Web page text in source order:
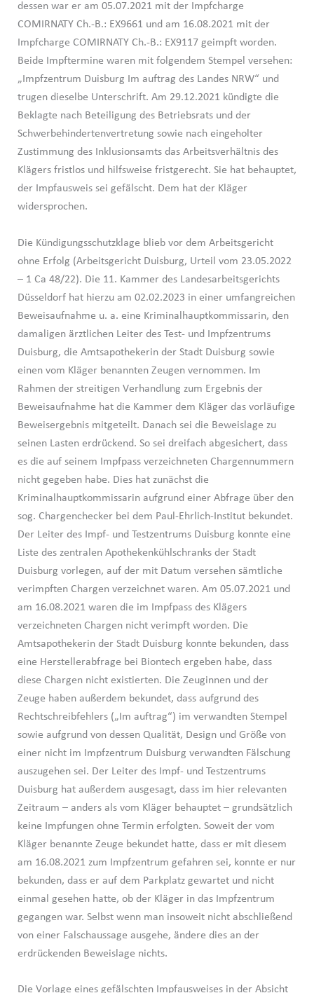
dessen war er am 05.07.2021 mit der Impfcharge
COMIRNATY Ch.-B.: EX9661 und am 16.08.2021 mit der
Impfcharge COMIRNATY Ch.-B.: EX9117 geimpft worden.
Beide Impftermine waren mit folgendem Stempel versehen:
„Impfzentrum Duisburg Im auftrag des Landes NRW“ und
trugen dieselbe Unterschrift. Am 29.12.2021 kündigte die
Beklagte nach Beteiligung des Betriebsrats und der
Schwerbehindertenvertretung sowie nach eingeholter
Zustimmung des Inklusionsamts das Arbeitsverhältnis des
Klägers fristlos und hilfsweise fristgerecht. Sie hat behauptet,
der Impfausweis sei gefälscht. Dem hat der Kläger
widersprochen.
Die Kündigungsschutzklage blieb vor dem Arbeitsgericht
ohne Erfolg (Arbeitsgericht Duisburg, Urteil vom 23.05.2022
– 1 Ca 48/22). Die 11. Kammer des Landesarbeitsgerichts
Düsseldorf hat hierzu am 02.02.2023 in einer umfangreichen
Beweisaufnahme u. a. eine Kriminalhauptkommissarin, den
damaligen ärztlichen Leiter des Test- und Impfzentrums
Duisburg, die Amtsapothekerin der Stadt Duisburg sowie
einen vom Kläger benannten Zeugen vernommen. Im
Rahmen der streitigen Verhandlung zum Ergebnis der
Beweisaufnahme hat die Kammer dem Kläger das vorläufige
Beweisergebnis mitgeteilt. Danach sei die Beweislage zu
seinen Lasten erdrückend. So sei dreifach abgesichert, dass
es die auf seinem Impfpass verzeichneten Chargennummern
nicht gegeben habe. Dies hat zunächst die
Kriminalhauptkommissarin aufgrund einer Abfrage über den
sog. Chargenchecker bei dem Paul-Ehrlich-Institut bekundet.
Der Leiter des Impf- und Testzentrums Duisburg konnte eine
Liste des zentralen Apothekenkühlschranks der Stadt
Duisburg vorlegen, auf der mit Datum versehen sämtliche
verimpften Chargen verzeichnet waren. Am 05.07.2021 und
am 16.08.2021 waren die im Impfpass des Klägers
verzeichneten Chargen nicht verimpft worden. Die
Amtsapothekerin der Stadt Duisburg konnte bekunden, dass
eine Herstellerabfrage bei Biontech ergeben habe, dass
diese Chargen nicht existierten. Die Zeuginnen und der
Zeuge haben außerdem bekundet, dass aufgrund des
Rechtschreibfehlers („Im auftrag“) im verwandten Stempel
sowie aufgrund von dessen Qualität, Design und Größe von
einer nicht im Impfzentrum Duisburg verwandten Fälschung
auszugehen sei. Der Leiter des Impf- und Testzentrums
Duisburg hat außerdem ausgesagt, dass im hier relevanten
Zeitraum – anders als vom Kläger behauptet – grundsätzlich
keine Impfungen ohne Termin erfolgten. Soweit der vom
Kläger benannte Zeuge bekundet hatte, dass er mit diesem
am 16.08.2021 zum Impfzentrum gefahren sei, konnte er nur
bekunden, dass er auf dem Parkplatz gewartet und nicht
einmal gesehen hatte, ob der Kläger in das Impfzentrum
gegangen war. Selbst wenn man insoweit nicht abschließend
von einer Falschaussage ausgehe, ändere dies an der
erdrückenden Beweislage nichts.
Die Vorlage eines gefälschten Impfausweises in der Absicht